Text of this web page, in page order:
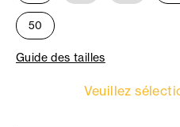
50
Guide des tailles
Veuillez